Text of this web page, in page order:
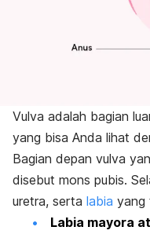
Vulva adalah bagian
yang bisa Anda lihat
Bagian depan vulva
disebut mons pubis.
uretra, serta labia yang
Labia mayora